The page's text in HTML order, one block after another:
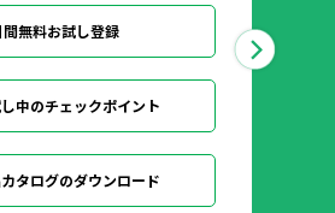
間無料お試し登録
中のチェックポイント
タログのダウンロード